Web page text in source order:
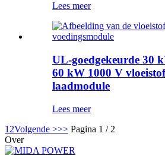
Lees meer
UL-goedgekeurde 30
60 kW 1000 V
laadmodule
Lees meer
1 2Volgende >>> Pagina 1 / 2
Over